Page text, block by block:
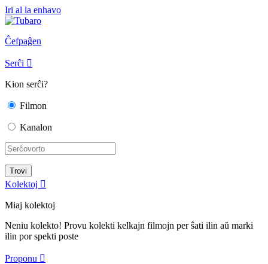
Iri al la enhavo
Ĉefpaĝen
Serĉi 
Kion serĉi?
Filmon
Kanalon
Kolektoj 
Miaj kolektoj
Neniu kolekto! Provu kolekti kelkajn filmojn per ŝati ilin aŭ marki
ilin por spekti poste
Proponu 